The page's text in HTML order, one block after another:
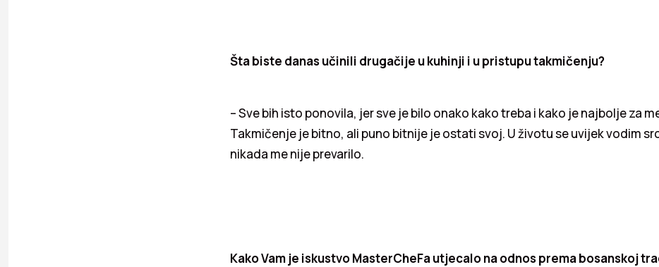
Šta biste danas učinili drugačije u kuhinji i u pristupu takmičenju?
– Sve bih isto ponovila, jer sve je bilo onako kako treba i kako je najbolje za
Takmičenje je bitno, ali puno bitnije je ostati svoj. U životu se uvijek vodim
nikada me nije prevarilo.
Kako Vam je iskustvo MasterCheFa utjecalo na odnos prema bosanskoj